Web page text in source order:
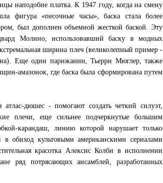
наподобие платка. К 1947 году, когда на смену
фигура «песочные часы», баска стала более
был дополнен объемной жесткой баской. Эту
Молино, использовавший баску в модных
ширина плеч (великолепный пример -
Еще один парижанин, Тьерри Мюглер, также
амазонок, где баска была сформирована путем
дюшес - помогают создать четкий силуэт,
плечи, еще сильнее подчеркнутые большим
карандаш, линию которой нарушает только
обиход культовыми американскими сериалами
красотка Алексис Колби в исполнении
ряд потрясающих ансамблей, разработанных